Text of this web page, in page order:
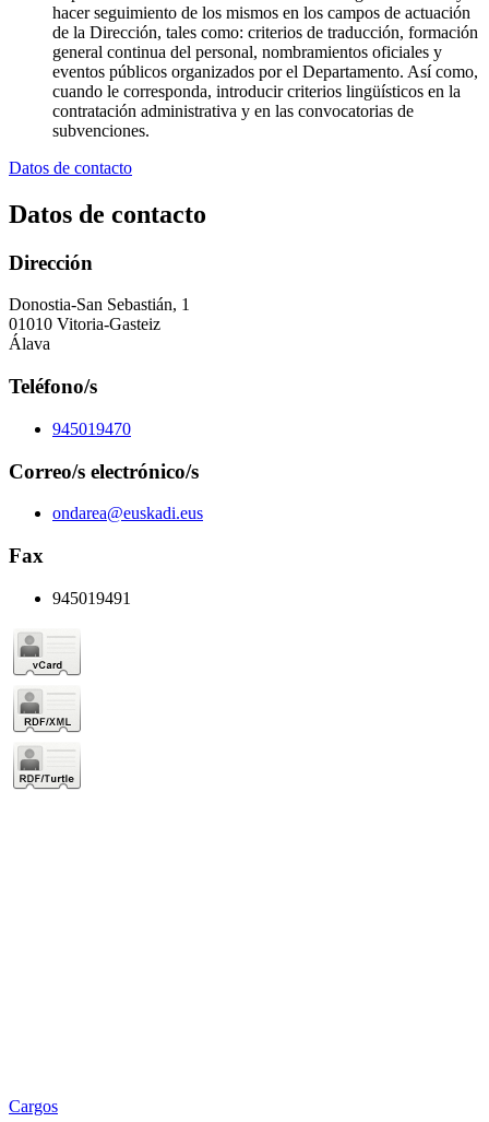
hacer seguimiento de los mismos en los campos de actuación
de la Dirección, tales como: criterios de traducción, formación
general continua del personal, nombramientos oficiales y
eventos públicos organizados por el Departamento. Así como,
cuando le corresponda, introducir criterios lingüísticos en la
contratación administrativa y en las convocatorias de
subvenciones.
Datos de contacto
Datos de contacto
Dirección
Donostia-San Sebastián, 1
01010 Vitoria-Gasteiz
Álava
Teléfono/s
945019470
Correo/s electrónico/s
ondarea@euskadi.eus
Fax
945019491
Cargos